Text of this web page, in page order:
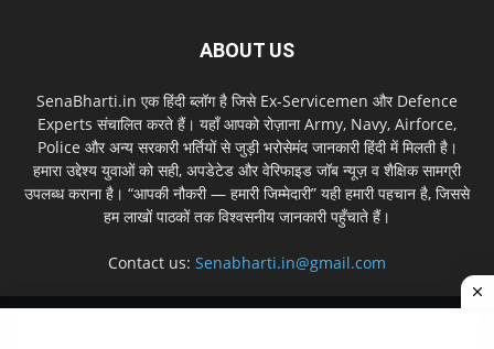
ABOUT US
SenaBharti.in एक हिंदी ब्लॉग है जिसे Ex‑Servicemen और Defence
Experts संचालित करते हैं। यहाँ आपको रोज़ाना Army, Navy, Airforce,
Police और अन्य सरकारी भर्तियों से जुड़ी भरोसेमंद जानकारी हिंदी में मिलती है।
हमारा उद्देश्य युवाओं को सही, अपडेटेड और वेरिफाइड जॉब न्यूज़ व शैक्षिक सामग्री
उपलब्ध कराना है। “आपकी नौकरी — हमारी जिम्मेदारी” यही हमारी पहचान है, जिससे
हम लाखों पाठकों तक विश्वसनीय जानकारी पहुँचाते हैं।
Contact us: Senabharti.in@gmail.com